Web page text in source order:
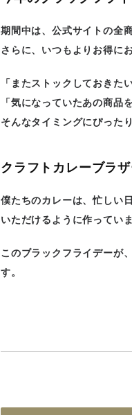
期間中は、公式サイトの全
さらに、いつもよりお得に
「またストックしておきたい
「気になっていたあの商品
そんなタイミングにぴった
クラフトカレーブラ
僕たちのカレーは、忙しい
いただけるように作っていま
このブラックフライデーが
す。